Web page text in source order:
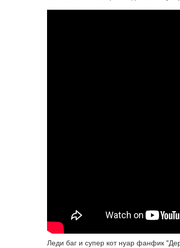
Леди баг и супер кот нуар фанфик